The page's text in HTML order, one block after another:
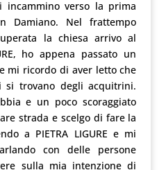
incammino verso la prima
Damiano. Nel frattempo
la chiesa arrivo al
ho appena passato un
mi ricordo di aver letto che
si trovano degli acquitrini.
e un poco scoraggiato
strada e scelgo di fare la
a PIETRA LIGURE e mi
con delle persone
sulla mia intenzione di